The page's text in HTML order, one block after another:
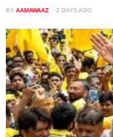
BY AAMAWAAZ 2 DAYS AGO